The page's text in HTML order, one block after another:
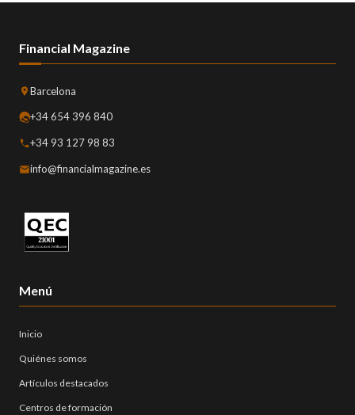
Financial Magazine
Barcelona
+34 654 396 840
+34 93 127 98 83
info@financialmagazine.es
Menú
Inicio
Quiénes somos
Artículos destacados
Centros de formación